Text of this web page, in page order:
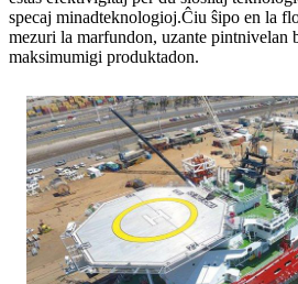
specaj minadteknologioj.Ĉiu ŝipo en la
mezuri la marfundon, uzante pintnivelan
maksimumigi produktadon.